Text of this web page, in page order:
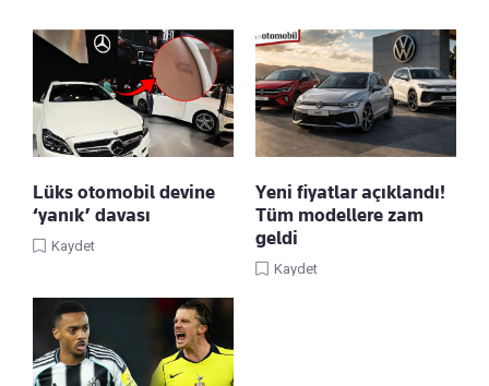
Lüks otomobil devine
‘yanık’ davası
Kaydet
Yeni fiyatlar açıklandı!
Tüm modellere zam
geldi
Kaydet